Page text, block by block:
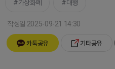
가상화폐 대행
작성일 2025-09-21 14:30
카톡공유 기타공유